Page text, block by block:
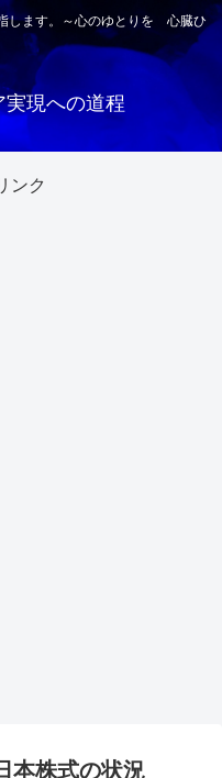
します。～心のゆとりを 心臓ひ
現への道程
ンク
本株式の状況